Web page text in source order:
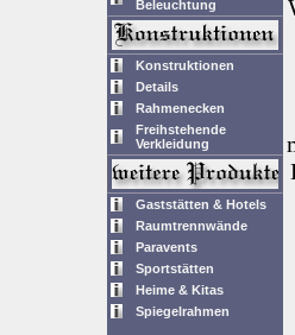
Beleuchtung
Konstruktionen
Details
Rahmenecken
Freihstehende
Verkleidung
Gaststätten & Hotels
Raumtrennwände
Paravents
Sportstätten
Heime & Kitas
Spiegelrahmen